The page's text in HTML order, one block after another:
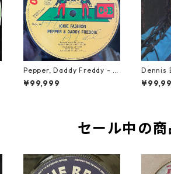
Pepper, Daddy Freddy - Ic
kie Fashion【12-50044】
¥99,999
Dennis
ged【
セール中の商